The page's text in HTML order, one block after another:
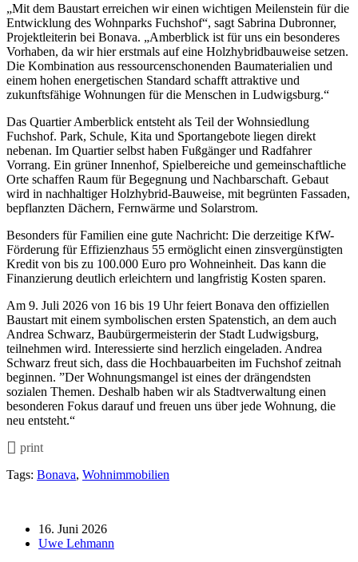
„Mit dem Baustart erreichen wir einen wichtigen Meilenstein für die
Entwicklung des Wohnparks Fuchshof“, sagt Sabrina Dubronner,
Projektleiterin bei Bonava. „Amberblick ist für uns ein besonderes
Vorhaben, da wir hier erstmals auf eine Holzhybridbauweise setzen.
Die Kombination aus ressourcenschonenden Baumaterialien und
einem hohen energetischen Standard schafft attraktive und
zukunftsfähige Wohnungen für die Menschen in Ludwigsburg.“
Das Quartier Amberblick entsteht als Teil der Wohnsiedlung
Fuchshof. Park, Schule, Kita und Sportangebote liegen direkt
nebenan. Im Quartier selbst haben Fußgänger und Radfahrer
Vorrang. Ein grüner Innenhof, Spielbereiche und gemeinschaftliche
Orte schaffen Raum für Begegnung und Nachbarschaft. Gebaut
wird in nachhaltiger Holzhybrid-Bauweise, mit begrünten Fassaden,
bepflanzten Dächern, Fernwärme und Solarstrom.
Besonders für Familien eine gute Nachricht: Die derzeitige KfW-
Förderung für Effizienzhaus 55 ermöglicht einen zinsvergünstigten
Kredit von bis zu 100.000 Euro pro Wohneinheit. Das kann die
Finanzierung deutlich erleichtern und langfristig Kosten sparen.
Am 9. Juli 2026 von 16 bis 19 Uhr feiert Bonava den offiziellen
Baustart mit einem symbolischen ersten Spatenstich, an dem auch
Andrea Schwarz, Baubürgermeisterin der Stadt Ludwigsburg,
teilnehmen wird. Interessierte sind herzlich eingeladen. Andrea
Schwarz freut sich, dass die Hochbauarbeiten im Fuchshof zeitnah
beginnen. ”Der Wohnungsmangel ist eines der drängendsten
sozialen Themen. Deshalb haben wir als Stadtverwaltung einen
besonderen Fokus darauf und freuen uns über jede Wohnung, die
neu entsteht.“
print
Tags: Bonava, Wohnimmobilien
16. Juni 2026
Uwe Lehmann